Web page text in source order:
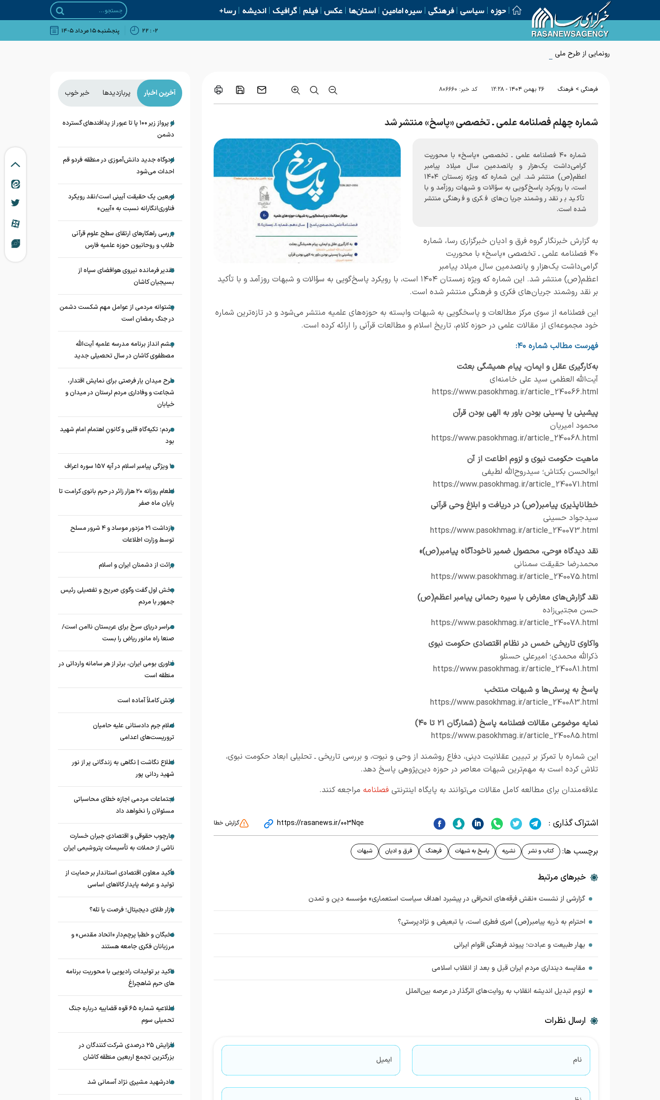
حوزه سیاسی فرهنگی سیره امامین استان‌ها عکس فیلم گرافیک اندیشه رسا+
۰۲ : ۲۲ پنجشنبه ۱۵ مرداد ۱۴۰۵
رونمایی از طرح ملی «مهرورزی» با حضور دبیر شورای عالی انقلاب فرهنگی
فرهنگی > فرهنگ ۲۶ بهمن ۱۴۰۴ - ۱۲:۲۸ کد خبر: ۸۰۶۶۶۰
شماره چهلم فصلنامه علمی ـ تخصصی «پاسخ» منتشر شد
شماره ۴۰ فصلنامه علمی ـ تخصصی «پاسخ» با محوریت
گرامی‌داشت یک‌هزار و پانصدمین سال میلاد پیامبر
اعظم(ص) منتشر شد. این شماره که ویژه زمستان ۱۴۰۴
است، با رویکرد پاسخ‌گویی به سؤالات و شبهات روزآمد و با
تأکید بر نقد روشمند جریان‌های فکری و فرهنگی منتشر
شده است.
به گزارش خبرنگار گروه فرق و ادیان خبرگزاری رسا، شماره
۴۰ فصلنامه علمی ـ تخصصی «پاسخ» با محوریت
گرامی‌داشت یک‌هزار و پانصدمین سال میلاد پیامبر
اعظم(ص) منتشر شد. این شماره که ویژه زمستان ۱۴۰۴ است، با رویکرد پاسخ‌گویی به سؤالات و شبهات روزآمد و با تأکید
بر نقد روشمند جریان‌های فکری و فرهنگی منتشر شده است.
این فصلنامه از سوی مرکز مطالعات و پاسخگویی به شبهات وابسته به حوزه‌های علمیه منتشر می‌شود و در تازه‌ترین شماره
خود مجموعه‌ای از مقالات علمی در حوزه کلام، تاریخ اسلام و مطالعات قرآنی را ارائه کرده است.
فهرست مطالب شماره ۴۰:
به‌کارگیری عقل و ایمان، پیام همیشگی بعثت
آیت‌الله العظمی سید علی خامنه‌ای
https://www.pasokhmag.ir/article_240066.html
پیشینی یا پسینی بودن باور به الهی بودن قرآن
محمود امیریان
https://www.pasokhmag.ir/article_240068.html
ماهیت حکومت نبوی و لزوم اطاعت از آن
ابوالحسن بکتاش؛ سیدروح‌الله لطیفی
https://www.pasokhmag.ir/article_240071.html
خطاناپذیری پیامبر(ص) در دریافت و ابلاغ وحی قرآنی
سیدجواد حسینی
https://www.pasokhmag.ir/article_240073.html
نقد دیدگاه «وحی، محصول ضمیر ناخودآگاه پیامبر(ص)»
محمدرضا حقیقت سمنانی
https://www.pasokhmag.ir/article_240075.html
نقد گزارش‌های معارض با سیره رحمانی پیامبر اعظم(ص)
حسن مجتبی‌زاده
https://www.pasokhmag.ir/article_240078.html
واکاوی تاریخی خمس در نظام اقتصادی حکومت نبوی
ذکرالله محمدی؛ امیرعلی حسنلو
https://www.pasokhmag.ir/article_240081.html
پاسخ به پرسش‌ها و شبهات منتخب
https://www.pasokhmag.ir/article_240083.html
نمایه موضوعی مقالات فصلنامه پاسخ (شمارگان ۲۱ تا ۴۰)
https://www.pasokhmag.ir/article_240085.html
این شماره با تمرکز بر تبیین عقلانیت دینی، دفاع روشمند از وحی و نبوت، و بررسی تاریخی ـ تحلیلی ابعاد حکومت نبوی،
تلاش کرده است به مهم‌ترین شبهات معاصر در حوزه دین‌پژوهی پاسخ دهد.
علاقه‌مندان برای مطالعه کامل مقالات می‌توانند به پایگاه اینترنتی فصلنامه مراجعه کنند.
اشتراک گذاری : https://rasanews.ir/003Nqe گزارش خطا
برچسب ها: کتاب و نشر نشریه پاسخ به شبهات فرهنگ فرق و ادیان شبهات
خبرهای مرتبط
گزارشی از نشست «نقش فرقه‌های انحرافی در پیشبرد اهداف سیاست استعماری» مؤسسه دین و تمدن
احترام به ذریه پیامبر(ص) امری فطری است، یا تبعیض و نژادپرستی؟
بهار طبیعت و عبادت‌‌؛ پیوند فرهنگی اقوام ایرانی
مقایسه دینداری مردم ایران قبل و بعد از انقلاب اسلامی
لزوم تبدیل اندیشه انقلاب به روایت‌های اثرگذار در عرصه بین‌الملل
ارسال نظرات
آخرین اخبار پربازدیدها خبر خوب
از پرواز زیر ۱۰۰ پا تا عبور از پدافند‌های گسترده
دشمن
اردوگاه جدید دانش‌آموزی در منطقه فردو قم
احداث می‌شود
اربعین یک حقیقت آیینی است/نقد رویکرد
فناوری‌انگارانه نسبت به «آیین»
بررسی راهکارهای ارتقای سطح علوم قرآنی
طلاب و روحانیون حوزه علمیه فارس
تقدیر فرمانده نیروی هوافضای سپاه از
بسیجیان کاشان
پشتوانه مردمی از عوامل مهم شکست دشمن
در جنگ رمضان است
چشم‌ انداز برنامه مدرسه علمیه آیت‌الله
مصطفوی کاشان در سال تحصیلی جدید
طرح میدان یار فرصتی برای نمایش اقتدار،
شجاعت و وفاداری مردم لرستان در میدان و
خیابان
مردم؛ تکیه‌گاهِ قلبی و کانونِ اهتمام امام شهید
بود
۱۰ ویژگی پیامبر اسلام در آیه ۱۵۷ سوره اعراف
اطعام روزانه ۲۰ هزار زائر در حرم بانوی کرامت تا
پایان ماه صفر
بازداشت ۲۱ مزدور موساد و ۴ شرور مسلح
توسط وزارت اطلاعات
برائت از دشمنان ایران و اسلام
بخش اول گفت وگوی صریح و تفصیلی رئیس
جمهور با مردم
سراسر دریای سرخ برای عربستان ناامن است/
صنعا راه مانور ریاض را بست
فناوری بومی ایران، برتر از هر سامانه وارداتی در
منطقه است
ارتش کاملاً آماده است
اعلام جرم دادستانی علیه حامیان
تروریست‌های اعدامی
اطلاع نگاشت | نگاهی به زندگانی پر از نور
شهید ردانی پور
اجتماعات مردمی اجازه خطای محاسباتی
مسئولان را نخواهد داد
چارچوب حقوقی و اقتصادی جبران خسارت
ناشی از حملات به تأسیسات پتروشیمی ایران
تأکید معاون اقتصادی استاندار بر حمایت از
تولید و عرضه پایدار کالاهای اساسی
بازار طلای دیجیتال؛ فرصت یا تله؟
نخبگان و خطبا پرچم‌دار «اتحاد مقدس» و
مرزبانان فکری جامعه هستند
تاکید بر تولیدات رادیویی با محوریت برنامه
های حرم شاهچراغ
اطلاعیه شماره ۶۵ قوه قضاییه درباره جنگ
تحمیلی سوم
افزایش ۲۵ درصدی شرکت کنندگان در
بزرگترین تجمع اربعین منطقه کاشان
مادرشهید مشیری نژاد آسمانی شد